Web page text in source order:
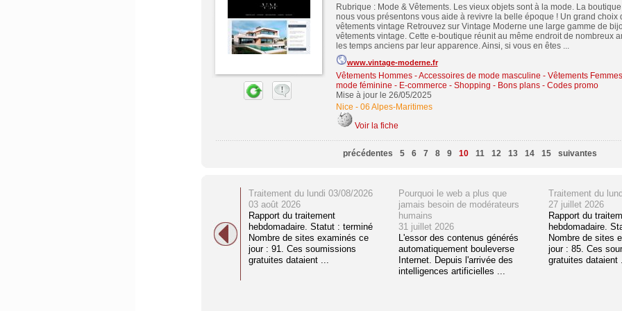
Rubrique : Mode & Vêtements. Les vieux objets sont à la mode. La
nous vous présentons vous aide à revivre la belle époque ! Un grand choix
vêtements vintage Retrouvez sur Vintage Moderne une large gamme de
vêtements vintage. Cette e-boutique réunit au même endroit de nombreux
les temps anciens par leur apparence. Ainsi, si vous en êtes ...
www.vintage-moderne.fr
Vêtements Hommes - Accessoires de mode masculine - Vêtements
mode féminine - E-commerce - Shopping - Bons plans - Codes promo
Mise à jour le 26/05/2025
Nice - 06 Alpes-Maritimes
Voir la fiche
précédentes 5 6 7 8 9 10 11 12 13 14 15 suivantes
Traitement du lundi 03/08/2026
03 août 2026
Rapport du traitement
hebdomadaire. Statut : terminé
Nombre de sites examinés ce
jour : 91. Ces soumissions
gratuites dataient ...
Pourquoi le web a plus que
jamais besoin de modérateurs
humains
31 juillet 2026
L'essor des contenus générés
automatiquement bouleverse
Internet. Depuis l'arrivée des
intelligences artificielles ...
Traitement du
27 juillet 2026
Rapport du
hebdomadaire.
Nombre de sites
jour : 85. Ces
gratuites dataient